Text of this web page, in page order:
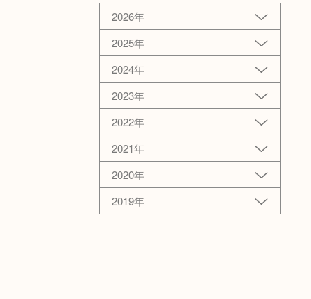
2026年
2025年
2024年
2023年
2022年
2021年
2020年
2019年